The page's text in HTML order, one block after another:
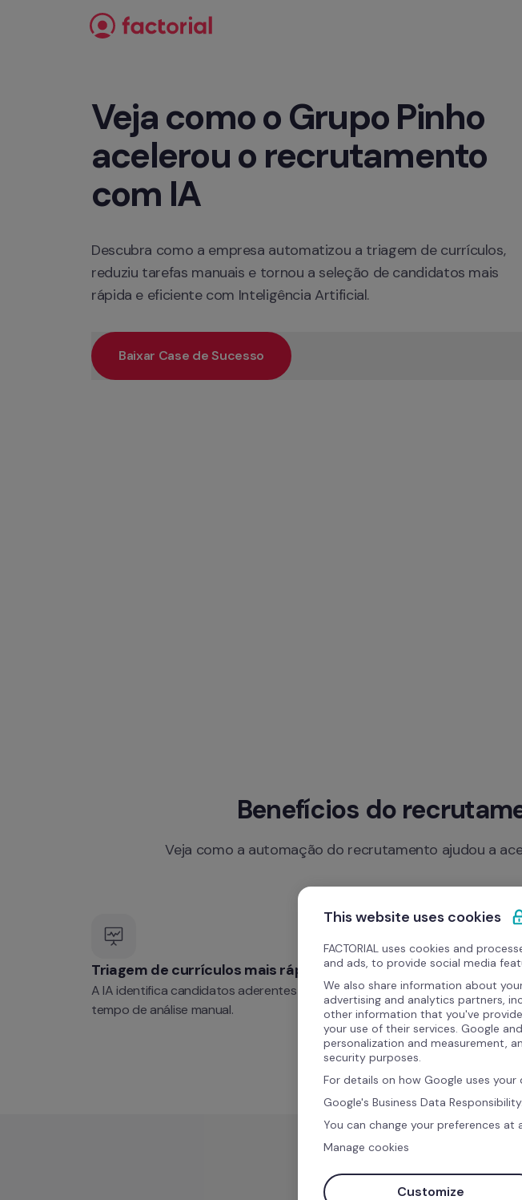
Veja como o Grupo Pinho
acelerou o recrutamento
com IA
Descubra como a empresa automatizou a triagem de currículos,
reduziu tarefas manuais e tornou a seleção de candidatos mais
rápida e eficiente com Inteligência Artificial.
Baixar Case de Sucesso
Benefícios do
Veja como a automação do recrutamento ajudou a
Triagem de currículos mais rápida
A IA identifica candidatos aderentes e reduz o
tempo de análise manual.
Mais
Automatize etapas
reduza tarefas
This website uses cookies
FACTORIAL uses cookies and
and ads, to provide social media
We also share information about
advertising and analytics partners,
other information that you've
your use of their services. Google
personalization and measurement,
security purposes.
For details on how Google uses your
Google's Business Data Responsibility.
You can change your preferences
Manage cookies
Customize